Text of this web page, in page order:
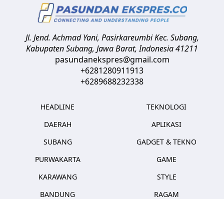
Jl. Jend. Achmad Yani, Pasirkareumbi Kec. Subang,
Kabupaten Subang, Jawa Barat,Indonesia41211
pasundanekspres@gmail.com
+6281280911913
+6289688232338
HEADLINE
DAERAH
SUBANG
PURWAKARTA
KARAWANG
BANDUNG
TEKNOLOGI
APLIKASI
GADGET & TEKNO
GAME
STYLE
RAGAM